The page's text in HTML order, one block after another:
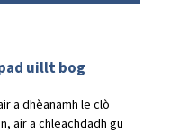
uillt bog
a dhèanamh le clò
air a chleachdadh gu